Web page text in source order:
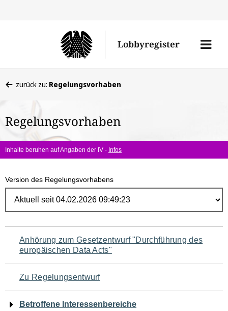
Lobbyregister
Menü
befinden
hier:
zurück zu: Regelungsvorhaben
Regelungsvorhaben
Inhalte beruhen auf Angaben der IV - Infos
Version des Regelungsvorhabens
Navigation
für
den
Seiteninhalt
Anhörung zum Gesetzentwurf "Durchführung des
europäischen Data Acts"
Zu Regelungsentwurf
Betroffene Interessenbereiche